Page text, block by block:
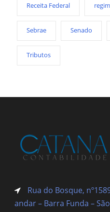
Receita Federal
Sebrae Senado
Tributos
Rua do Bosque,
andar – Barra Funda –